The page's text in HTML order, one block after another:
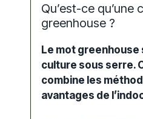
Qu’est-ce qu’une
greenhouse ?
Le mot greenhouse
culture sous serre.
combine les
avantages de l’